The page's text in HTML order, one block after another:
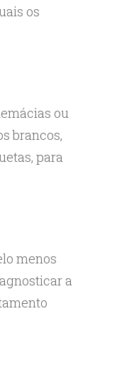
os
ou
brancos,
para
menos
a